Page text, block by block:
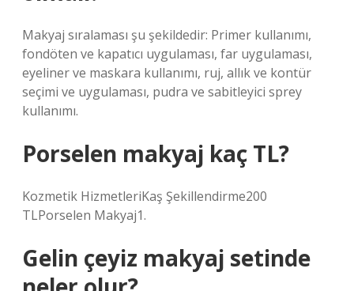
Makyaj sıralaması şu şekildedir: Primer kullanımı,
fondöten ve kapatıcı uygulaması, far uygulaması,
eyeliner ve maskara kullanımı, ruj, allık ve kontür
seçimi ve uygulaması, pudra ve sabitleyici sprey
kullanımı.
Porselen makyaj kaç TL?
Kozmetik HizmetleriKaş Şekillendirme200
TLPorselen Makyaj1.
Gelin çeyiz makyaj setinde